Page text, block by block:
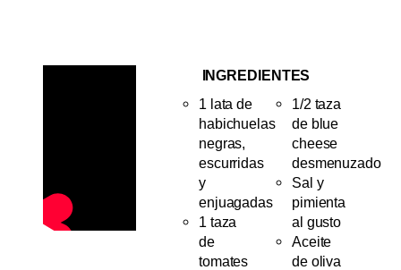
INGREDIENTES
1 lata de
habichuelas
negras,
escurridas
y
enjuagadas
1 taza
de
tomates
1/2 taza
de blue
cheese
desmenuzado
Sal y
pimienta
al gusto
Aceite
de oliva